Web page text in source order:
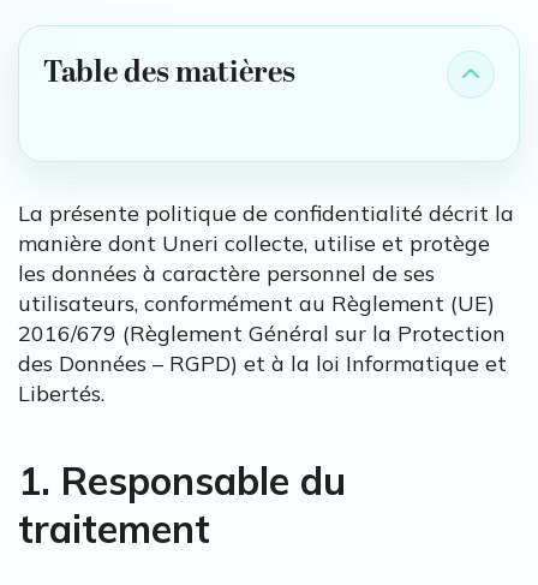
Table des matières
La présente politique de confidentialité décrit la
manière dont Uneri collecte, utilise et protège
les données à caractère personnel de ses
utilisateurs, conformément au Règlement (UE)
2016/679 (Règlement Général sur la Protection
des Données – RGPD) et à la loi Informatique et
Libertés.
1. Responsable du
traitement